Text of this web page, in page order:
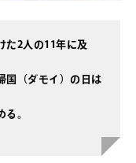
た2人の11年に及
国（ダモイ）の日は
。